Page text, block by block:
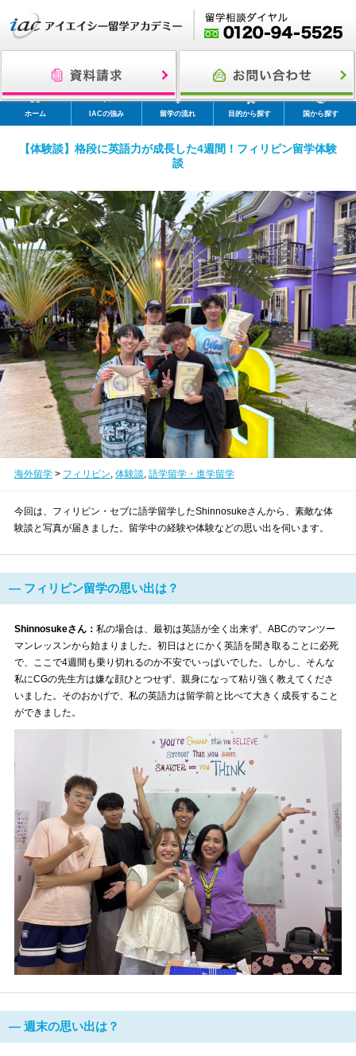
ホーム IACの強み 留学の流れ 目的から探す 国から探す
【体験談】格段に英語力が成長した4週間！フィリピン留学体験
談
海外留学> フィリピン, 体験談, 語学留学・進学留学
今回は、フィリピン・セブに語学留学したShinnosukeさんから、素敵な体
験談と写真が届きました。留学中の経験や体験などの思い出を伺います。
― フィリピン留学の思い出は？
Shinnosukeさん： 私の場合は、最初は英語が全く出来ず、ABCのマンツー
マンレッスンから始まりました。初日はとにかく英語を聞き取ることに必死
で、ここで4週間も乗り切れるのか不安でいっぱいでした。しかし、そんな
私にCGの先生方は嫌な顔ひとつせず、親身になって粘り強く教えてくださ
いました。そのおかげで、私の英語力は留学前と比べて大きく成長すること
ができました。
― 週末の思い出は？